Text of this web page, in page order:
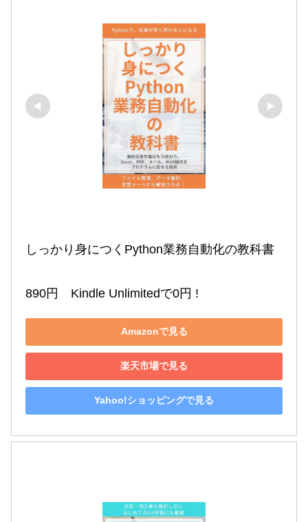
しっかり身につくPython業務自動化の教科書
890円　Kindle Unlimitedで0円 !
Amazonで見る
楽天市場で見る
Yahoo!ショッピングで見る